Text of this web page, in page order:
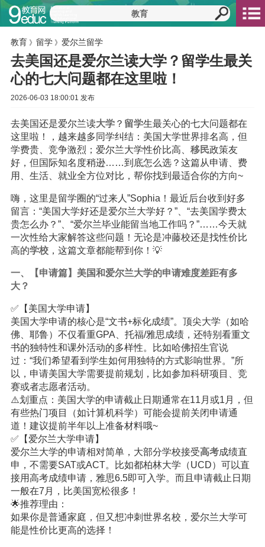
教育 》 留学》 爱尔兰留学
去美国还是爱尔兰读大学？留学生最关
心的七大问题都在这里啦！
2026-06-03 18:00:01 发布
去美国还是爱尔兰读大学？ 留学生最关心的七大问题都在
这里啦！，越来越多同学纠结：美国大学世界排名高，但
学费贵、竞争激烈；爱尔兰大学性价比高、 移民政策友
好，但国际知名度稍逊……到底怎么选？这篇从申请、费
用、生活、就业全方位对比，帮你找到最适合你的方向~
嗨，这里是留学圈的“过来人”Sophia！最近后台收到好多
留言：“美国大学好还是爱尔兰大学好？”、“去美国学费太
贵怎么办？”、“爱尔兰毕业能留当地工作吗？”……今天就
一次性给大家解答这些问题！无论是冲藤校还是找性价比
高的学校，这篇文章都能帮到你！💡
一、【申请篇】美国和爱尔兰大学的申请难度差距有多
大？
✅【美国大学申请】
美国大学申请的核心是“文书+标化成绩”。顶尖大学（如哈
佛、耶鲁）不仅看重GPA、托福/雅思成绩，还特别看重文
书的独特性和课外活动的多样性。比如哈佛招生官说
过：“我们希望看到学生如何用独特的方式影响世界。”所
以，申请美国大学需要提前规划，比如参加科研项目、竞
赛或者志愿者活动。
⚠️划重点：美国大学的申请截止日期通常在11月或1月，但
有些热门项目（如计算机科学）可能会提前关闭申请通
道！建议提前半年以上准备材料哦~
✅【爱尔兰大学申请】
爱尔兰大学的申请相对简单，大部分学校接受高考成绩直
申，不需要SAT或ACT。比如都柏林大学（UCD）可以直
接用高考成绩申请，雅思6.5即可入学。而且申请截止日期
一般在7月，比美国宽松很多！
🌟推荐理由：
如果你是普通家庭，但又想冲刺世界名校，爱尔兰大学可
能是性价比更高的选择！